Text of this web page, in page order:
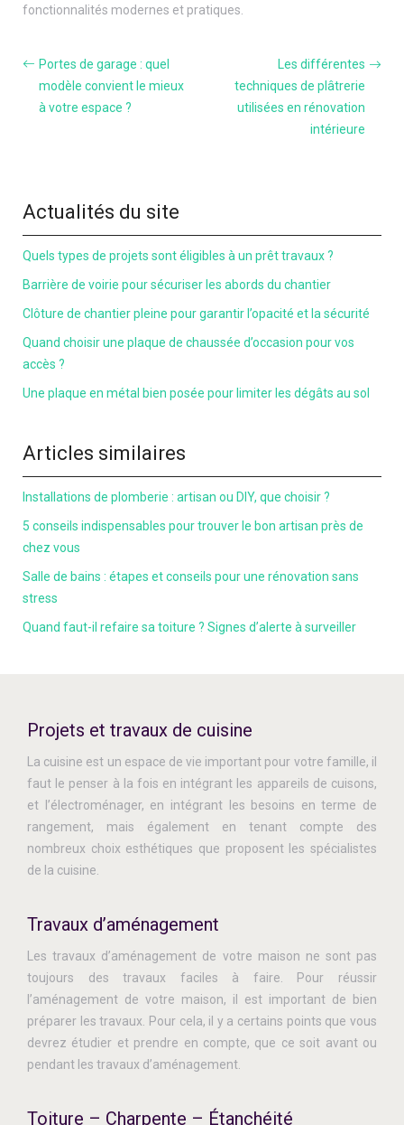
fonctionnalités modernes et pratiques.
Portes de garage : quel
modèle convient le mieux
à votre espace ?
Les différentes
techniques de plâtrerie
utilisées en rénovation
intérieure
Actualités du site
Quels types de projets sont éligibles à un prêt travaux ?
Barrière de voirie pour sécuriser les abords du chantier
Clôture de chantier pleine pour garantir l’opacité et la sécurité
Quand choisir une plaque de chaussée d’occasion pour vos
accès ?
Une plaque en métal bien posée pour limiter les dégâts au sol
Articles similaires
Installations de plomberie : artisan ou DIY, que choisir ?
5 conseils indispensables pour trouver le bon artisan près de
chez vous
Salle de bains : étapes et conseils pour une rénovation sans
stress
Quand faut-il refaire sa toiture ? Signes d’alerte à surveiller
Projets et travaux de cuisine
La cuisine est un espace de vie important pour votre famille, il
faut le penser à la fois en intégrant les appareils de cuisons,
et l’électroménager, en intégrant les besoins en terme de
rangement, mais également en tenant compte des
nombreux choix esthétiques que proposent les spécialistes
de la cuisine.
Travaux d’aménagement
Les travaux d’aménagement de votre maison ne sont pas
toujours des travaux faciles à faire. Pour réussir
l’aménagement de votre maison, il est important de bien
préparer les travaux. Pour cela, il y a certains points que vous
devrez étudier et prendre en compte, que ce soit avant ou
pendant les travaux d’aménagement.
Toiture – Charpente – Étanchéité